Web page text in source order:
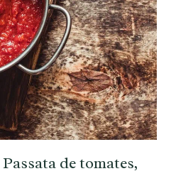
de tomates,